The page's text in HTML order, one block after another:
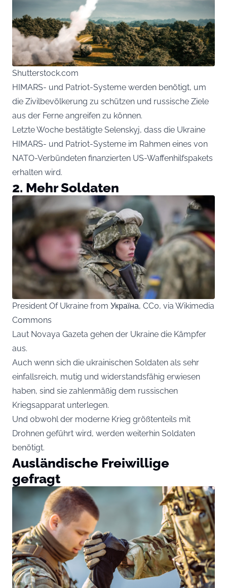
Shutterstock.com
HIMARS- und Patriot-Systeme werden benötigt, um
die Zivilbevölkerung zu schützen und russische Ziele
aus der Ferne angreifen zu können.
Letzte Woche bestätigte Selenskyj, dass die Ukraine
HIMARS- und Patriot-Systeme im Rahmen eines von
NATO-Verbündeten finanzierten US-Waffenhilfspakets
erhalten wird.
2. Mehr Soldaten
President Of Ukraine from Україна, CC0, via Wikimedia
Commons
Laut Novaya Gazeta gehen der Ukraine die Kämpfer
aus.
Auch wenn sich die ukrainischen Soldaten als sehr
einfallsreich, mutig und widerstandsfähig erwiesen
haben, sind sie zahlenmäßig dem russischen
Kriegsapparat unterlegen.
Und obwohl der moderne Krieg größtenteils mit
Drohnen geführt wird, werden weiterhin Soldaten
benötigt.
Ausländische Freiwillige
gefragt